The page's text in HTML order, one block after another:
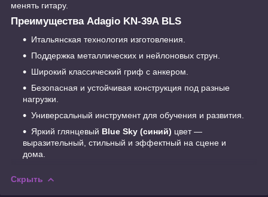
менять гитару.
Преимущества Adagio KN-39A BLS
Итальянская технология изготовления.
Поддержка металлических и нейлоновых струн.
Широкий классический гриф с анкером.
Безопасная и устойчивая конструкция под разные
нагрузки.
Универсальный инструмент для обучения и развития.
Яркий глянцевый Blue Sky (синий) цвет —
выразительный, стильный и эффектный на сцене и
дома.
Скрыть